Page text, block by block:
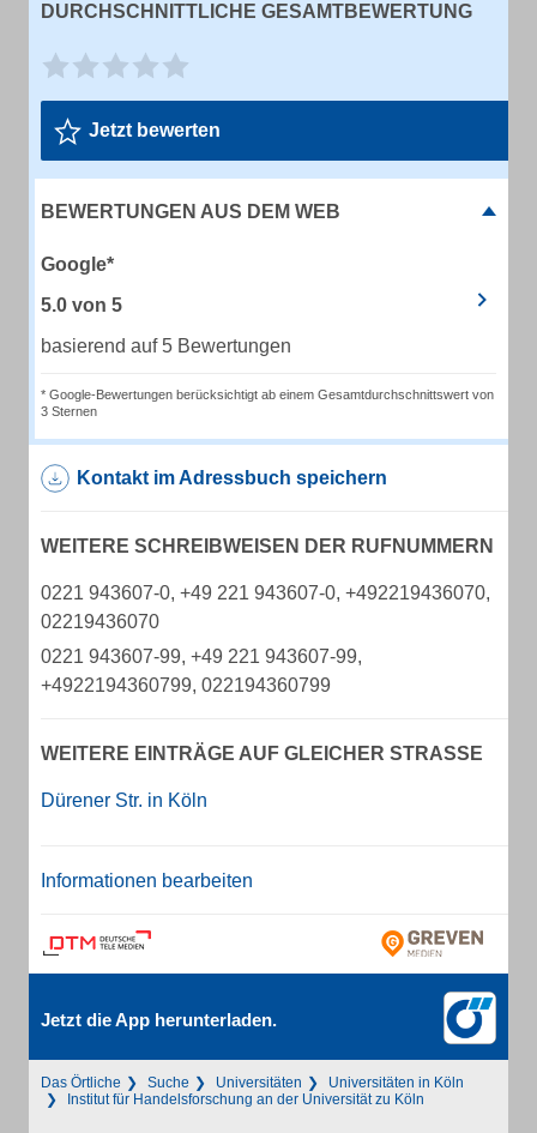
DURCHSCHNITTLICHE GESAMTBEWERTUNG
Jetzt bewerten
BEWERTUNGEN AUS DEM WEB
Google*
5.0 von 5
basierend auf 5 Bewertungen
* Google-Bewertungen berücksichtigt ab einem Gesamtdurchschnittswert von
3 Sternen
Kontakt im Adressbuch speichern
WEITERE SCHREIBWEISEN DER RUFNUMMERN
0221 943607-0, +49 221 943607-0, +492219436070,
02219436070
0221 943607-99, +49 221 943607-99,
+4922194360799, 022194360799
WEITERE EINTRÄGE AUF GLEICHER STRASSE
Dürener Str. in Köln
Informationen bearbeiten
Jetzt die App herunterladen.
Das Örtliche Suche Universitäten
Universitäten in Köln
Institut für Handelsforschung an der Universität zu Köln